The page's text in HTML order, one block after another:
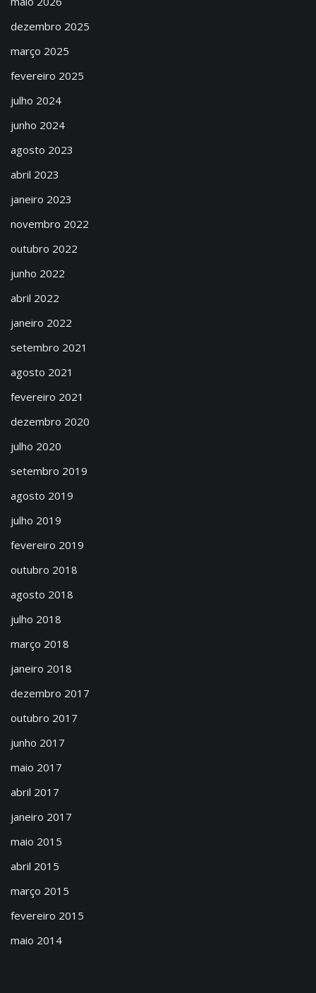
dezembro 2025
março 2025
fevereiro 2025
julho 2024
junho 2024
agosto 2023
abril 2023
janeiro 2023
novembro 2022
outubro 2022
junho 2022
abril 2022
janeiro 2022
setembro 2021
agosto 2021
fevereiro 2021
dezembro 2020
julho 2020
setembro 2019
agosto 2019
julho 2019
fevereiro 2019
outubro 2018
agosto 2018
julho 2018
março 2018
janeiro 2018
dezembro 2017
outubro 2017
junho 2017
maio 2017
abril 2017
janeiro 2017
maio 2015
abril 2015
março 2015
fevereiro 2015
maio 2014